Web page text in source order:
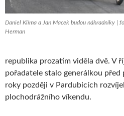
Daniel Klíma a Jan Macek budou náhradníky |
Herman
republika prozatím viděla dvě. V
pořadatele stalo generálkou
roky později v Pardubicích
plochodrážního víkendu.